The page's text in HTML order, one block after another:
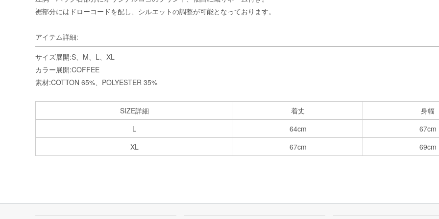
裾部分にはドローコードを配し、シルエットの調整が可能となっております。
アイテム詳細:
サイズ展開:S、M、L、XL
カラー展開:COFFEE
素材:COTTON 65%、POLYESTER 35%
SIZE詳細 着丈 身幅
L
64cm 67cm
XL
67cm 69cm